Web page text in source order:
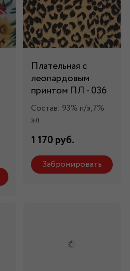
Плательная с
леопардовым
принтом ПЛ - 036
Состав: 93% п/э,7%
эл
1 170 руб.
Забронировать